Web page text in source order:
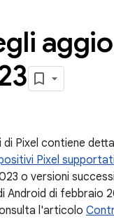
Pixel contiene
Pixel supportati
o versioni
Android di
l'articolo